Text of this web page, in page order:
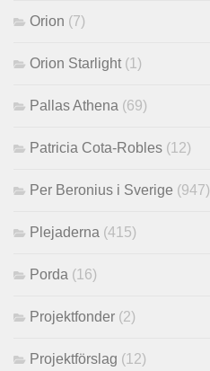
Orion (7)
Orion Starlight (1)
Pallas Athena (69)
Patricia Cota-Robles (12)
Per Beronius i Sverige (947)
Plejaderna (415)
Porda (16)
Projektfonder (2)
Projektförslag (12)